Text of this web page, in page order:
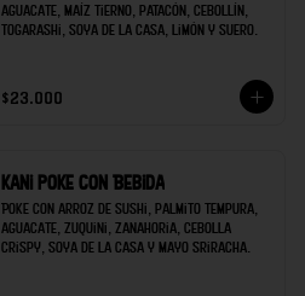
aguacate, maíz tierno, patacón, cebollín,
togarashi, soya de la casa, limón y suero.
$23.000
Kani poke con Bebida
Poke con arroz de sushi, palmito tempura,
aguacate, zuquini, zanahoria, cebolla
crispy, soya de la casa y mayo sriracha.